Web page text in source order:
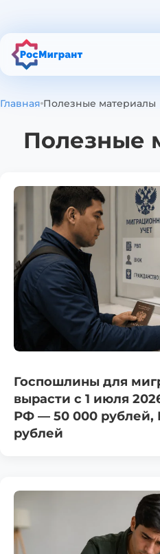
О приложении
Полезные материалы
Проверка патента
Главная Полезные материалы
Полезные
Госпошлины для
вырасти с 1 июля
РФ — 50 000
рублей